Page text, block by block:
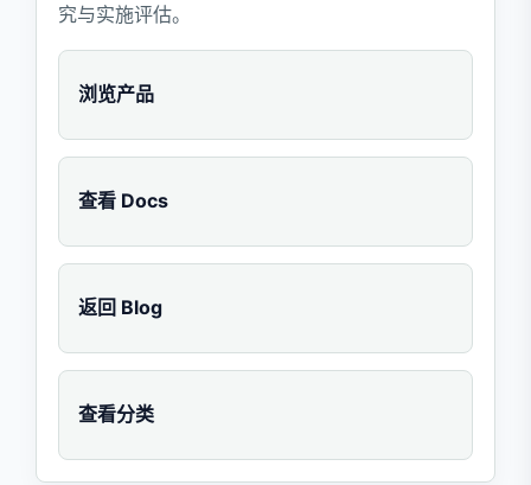
究与实施评估。
浏览产品
查看 Docs
返回 Blog
查看分类